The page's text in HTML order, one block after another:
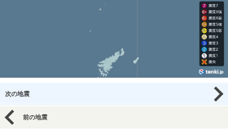
次の地震
前の地震